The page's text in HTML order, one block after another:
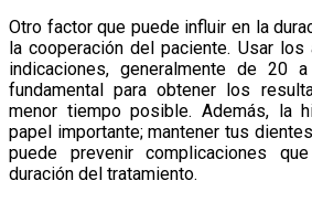
Otro factor que puede influir en la
la cooperación del paciente. Usar los
indicaciones, generalmente de 20
fundamental para obtener los
menor tiempo posible. Además, la
papel importante; mantener tus
puede prevenir complicaciones
duración del tratamiento.